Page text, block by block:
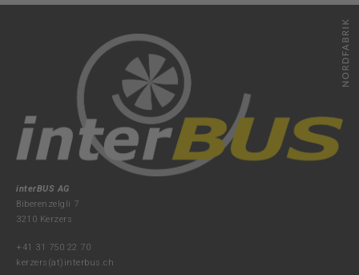
interBUS AG
Biberenzelgli 7
3210 Kerzers
+41 31 750 22 70
kerzers(at)interbus.ch